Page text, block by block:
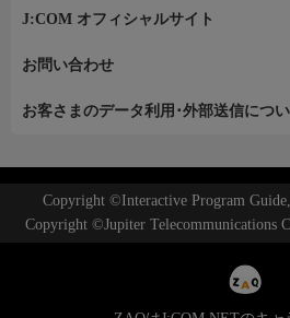
J:COM オフィシャルサイト
お問い合わせ
お客さまのデータ利用･外部送信につ
Copyright ©Interactive Program
Copyright ©Jupiter Telecommunications